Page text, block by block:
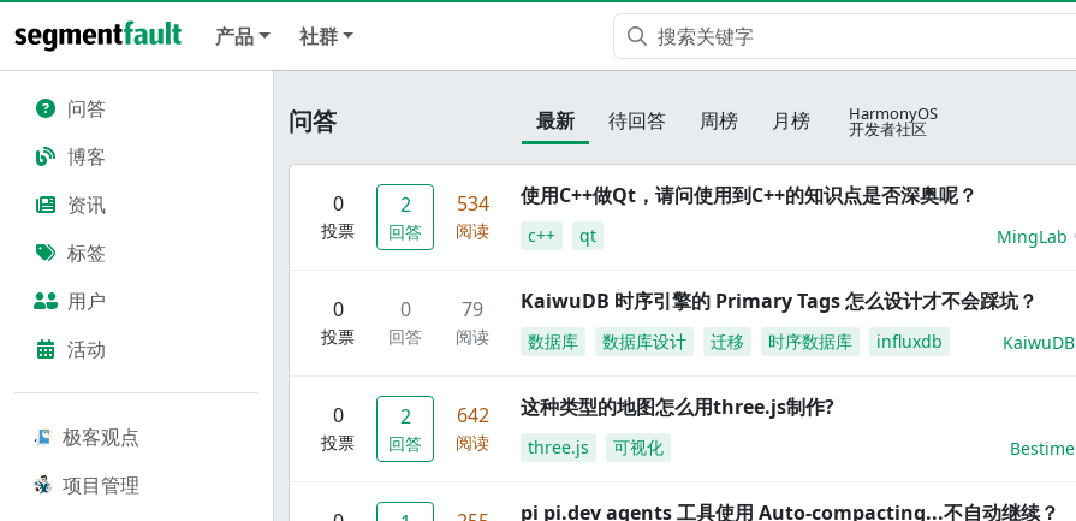
产品 社群
问答
博客
资讯
标签
用户
活动
极客观点
项目管理
问答 最新 待回答 周榜 月榜 HarmonyOS
开发者社区
0
投票
2
回答
534
阅读
使用C++做Qt，请问使用到C++的知识点是否深奥呢？
c++ qt MingLab
0
投票
0
回答
79
阅读
KaiwuDB 时序引擎的 Primary Tags 怎么设计才不会踩坑？
数据库 数据库设计 迁移 时序数据库 influxdb KaiwuDB
0
投票
2
回答
642
阅读
这种类型的地图怎么用three.js制作?
three.js 可视化 Bestime
pi pi.dev agents 工具使用 Auto-compacting...不自动继续？